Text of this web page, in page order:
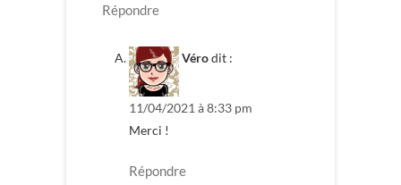
Répondre
Vérodit :
11/04/2021 à 8:33 pm
Merci !
Répondre